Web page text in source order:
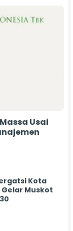
Usai
Kota
Muskot